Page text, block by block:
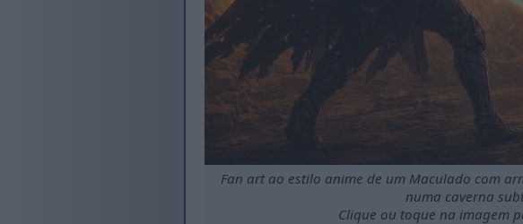
Fan art ao estilo anime de um Maculado com
numa caverna
Clique ou toque na imagem